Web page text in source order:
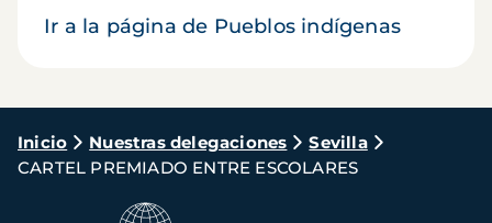
Ir a la página de Pueblos indígenas
Ruta
de
navegación
Inicio Nuestras delegaciones
Sevilla
CARTEL PREMIADO ENTRE ESCOLARES